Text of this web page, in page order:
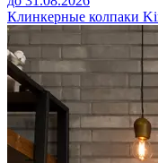
Клинкерные колпаки